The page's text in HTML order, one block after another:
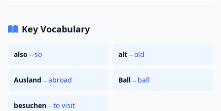
Key Vocabulary
also →so alt→old
Ausland →abroad Ball→ ball
besuchen→to visit